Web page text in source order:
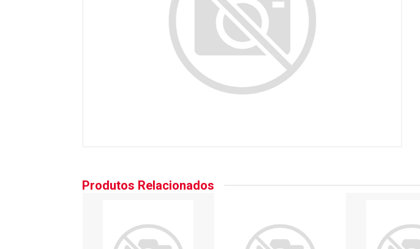
Produtos Relacionados